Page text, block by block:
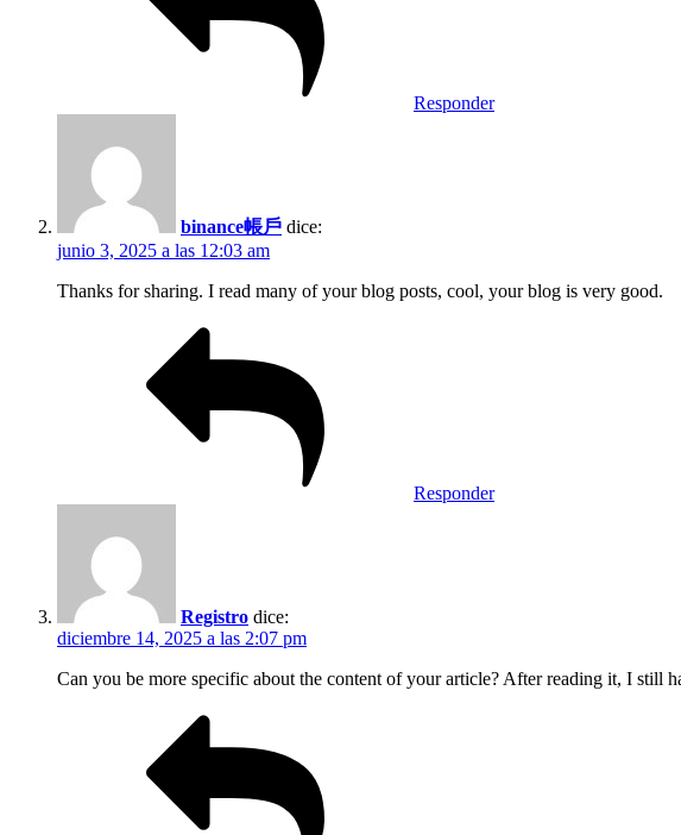
Responder
binance帳戶 dice:
junio 3, 2025 a las 12:03 am
Thanks for sharing. I read many of your blog posts, cool, your blog is very good.
Responder
Registro dice:
diciembre 14, 2025 a las 2:07 pm
Can you be more specific about the content of your article? After reading it, I still